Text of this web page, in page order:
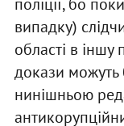
випадку)
області в іншу
докази можуть
нинішньою